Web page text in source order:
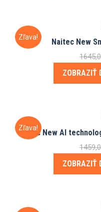
Zľava! Naitec New
ZOBRAZIŤ
Zľava!
Naitec New AI
ZOBRAZIŤ